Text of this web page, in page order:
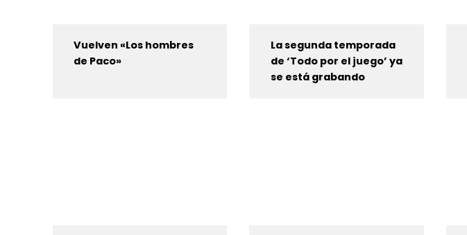
Vuelven «Los hombres
de Paco»
La segunda temporada
de ‘Todo por el juego’ ya
se está grabando